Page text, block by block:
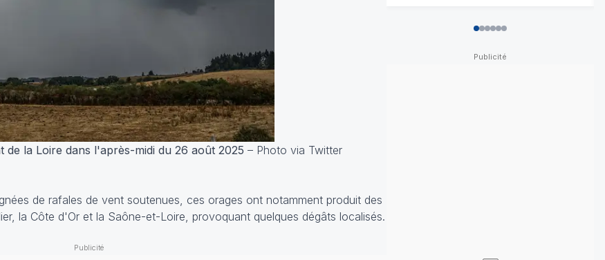
la Loire dans l'après-midi du 26 août 2025 – Photo via Twitter
de rafales de vent soutenues, ces orages ont notamment produit des
la Côte d'Or et la Saône-et-Loire, provoquant quelques dégâts localisés.
012345